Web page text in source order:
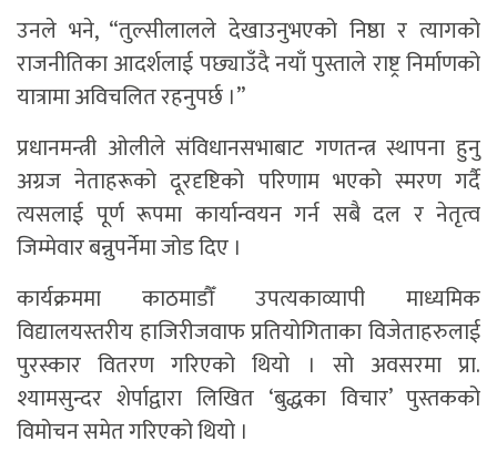
उनले भने, “तुल्सीलालले देखाउनुभएको निष्ठा र त्यागको
राजनीतिका आदर्शलाई पछ्याउँदै नयाँ पुस्ताले राष्ट्र निर्माणको
यात्रामा अविचलित रहनुपर्छ ।”
प्रधानमन्त्री ओलीले संविधानसभाबाट गणतन्त्र स्थापना हुनु
अग्रज नेताहरूको दूरदृष्टिको परिणाम भएको स्मरण गर्दै
त्यसलाई पूर्ण रूपमा कार्यान्वयन गर्न सबै दल र नेतृत्व
जिम्मेवार बन्नुपर्नेमा जोड दिए ।
कार्यक्रममा काठमाडौँ उपत्यकाव्यापी माध्यमिक
विद्यालयस्तरीय हाजिरीजवाफ प्रतियोगिताका विजेताहरुलाई
पुरस्कार वितरण गरिएको थियो । सो अवसरमा प्रा.
श्यामसुन्दर शेर्पाद्वारा लिखित ‘बुद्धका विचार’ पुस्तकको
विमोचन समेत गरिएको थियो ।